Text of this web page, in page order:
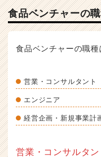
食品ベンチャーの
食品ベンチャーの職種
営業・コンサルタント
エンジニア
経営企画・新規事業計
営業・コンサルタン